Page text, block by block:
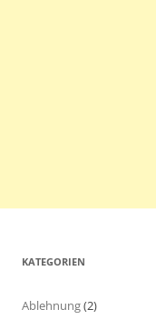
KATEGORIEN
Ablehnung(2)